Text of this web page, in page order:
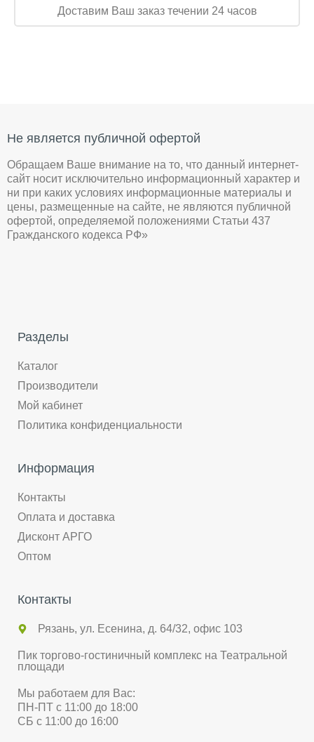
Доставим Ваш заказ течении 24 часов
Не является публичной офертой
Обращаем Ваше внимание на то, что данный интернет-
сайт носит исключительно информационный характер и
ни при каких условиях информационные материалы и
цены, размещенные на сайте, не являются публичной
офертой, определяемой положениями Статьи 437
Гражданского кодекса РФ»
Разделы
Каталог
Производители
Мой кабинет
Политика конфиденциальности
Информация
Контакты
Оплата и доставка
Дисконт АРГО
Оптом
Контакты
Рязань, ул. Есенина, д. 64/32, офис 103
Пик торгово-гостиничный комплекс на Театральной
площади
Мы работаем для Вас:
ПН-ПТ с 11:00 до 18:00
СБ с 11:00 до 16:00